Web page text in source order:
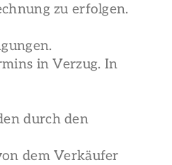
zu erfolgen.
in Verzug. In
durch den
dem Verkäufer